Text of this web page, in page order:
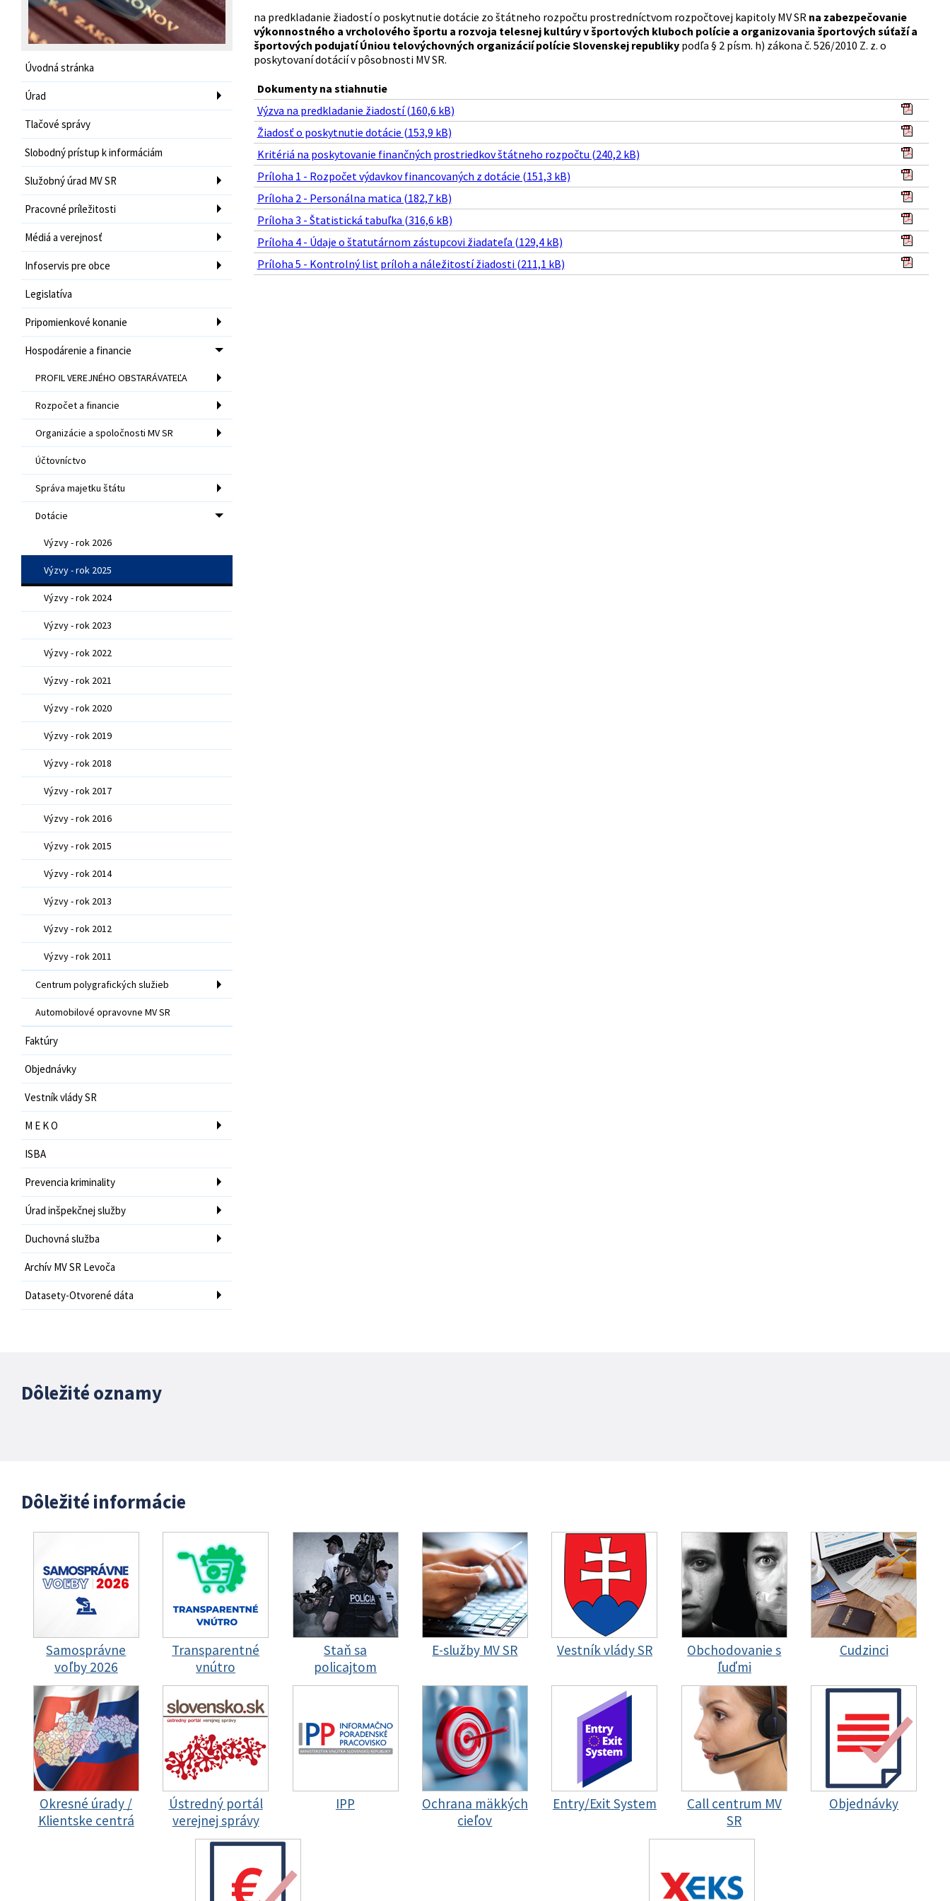
Úvodná stránka
Úrad
Tlačové správy
Slobodný prístup k informáciám
Služobný úrad MV SR
Pracovné príležitosti
Médiá a verejnosť
Infoservis pre obce
Legislatíva
Pripomienkové konanie
Hospodárenie a financie
PROFIL VEREJNÉHO OBSTARÁVATEĽA
Rozpočet a financie
Organizácie a spoločnosti MV SR
Účtovníctvo
Správa majetku štátu
Dotácie
Výzvy - rok 2026
Výzvy - rok 2025
Výzvy - rok 2024
Výzvy - rok 2023
Výzvy - rok 2022
Výzvy - rok 2021
Výzvy - rok 2020
Výzvy - rok 2019
Výzvy - rok 2018
Výzvy - rok 2017
Výzvy - rok 2016
Výzvy - rok 2015
Výzvy - rok 2014
Výzvy - rok 2013
Výzvy - rok 2012
Výzvy - rok 2011
Centrum polygrafických služieb
Automobilové opravovne MV SR
Faktúry
Objednávky
Vestník vlády SR
M E K O
ISBA
Prevencia kriminality
Úrad inšpekčnej služby
Duchovná služba
Archív MV SR Levoča
Datasety-Otvorené dáta
na predkladanie žiadostí o poskytnutie dotácie zo štátneho rozpočtu prostredníctvom rozpočtovej kapitoly MV SR na zabezpečovanie
výkonnostného a vrcholového športu a rozvoja telesnej kultúry v športových kluboch polície a organizovania športových súťaží a
športových podujatí Úniou telovýchovných organizácií polície Slovenskej republikypodľa § 2 písm. h) zákona č. 526/2010 Z. z. o
poskytovaní dotácií v pôsobnosti MV SR.
Dokumenty na stiahnutie
Výzva na predkladanie žiadostí (160,6 kB)
Žiadosť o poskytnutie dotácie (153,9 kB)
Kritériá na poskytovanie finančných prostriedkov štátneho rozpočtu (240,2 kB)
Príloha 1 - Rozpočet výdavkov financovaných z dotácie (151,3 kB)
Príloha 2 - Personálna matica (182,7 kB)
Príloha 3 - Štatistická tabuľka (316,6 kB)
Príloha 4 - Údaje o štatutárnom zástupcovi žiadateľa (129,4 kB)
Príloha 5 - Kontrolný list príloh a náležitostí žiadosti (211,1 kB)
Dôležité oznamy
Dôležité informácie
Samosprávne
voľby 2026
Transparentné
vnútro
Staň sa
policajtom
E-služby MV SR Vestník vlády SR
Obchodovanie s
ľuďmi
Cudzinci
Okresné úrady /
Klientske centrá
Ústredný portál
verejnej správy
IPP
Ochrana mäkkých
cieľov
Entry/Exit System
Call centrum MV
SR
Objednávky